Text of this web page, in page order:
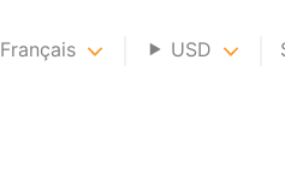
Français USD